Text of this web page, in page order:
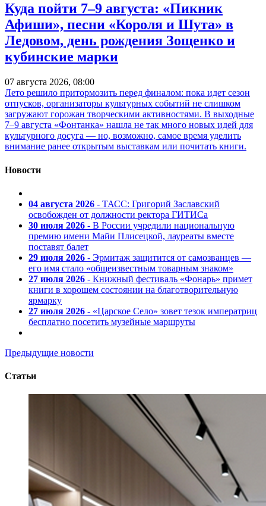
Куда пойти 7–9 августа: «Пикник
Афиши», песни «Короля и Шута» в
Ледовом, день рождения Зощенко и
кубинские марки
07 августа 2026, 08:00
Лето решило притормозить перед финалом: пока идет сезон
отпусков, организаторы культурных событий не слишком
загружают горожан творческими активностями. В выходные
7–9 августа «Фонтанка» нашла не так много новых идей для
культурного досуга — но, возможно, самое время уделить
внимание ранее открытым выставкам или почитать книги.
Новости
04 августа 2026 - ТАСС: Григорий Заславский
освобожден от должности ректора ГИТИСа
30 июля 2026 - В России учредили национальную
премию имени Майи Плисецкой, лауреаты вместе
поставят балет
29 июля 2026 - Эрмитаж защитится от самозванцев —
его имя стало «общеизвестным товарным знаком»
27 июля 2026 - Книжный фестиваль «Фонарь» примет
книги в хорошем состоянии на благотворительную
ярмарку
27 июля 2026 - «Царское Село» зовет тезок императриц
бесплатно посетить музейные маршруты
Предыдущие новости
Статьи